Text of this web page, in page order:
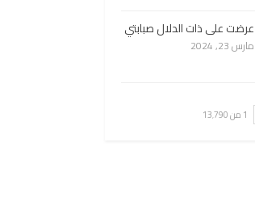
عرضت على ذات الدلال صبابتي
مارس 23, 2024
1 من 13٬790